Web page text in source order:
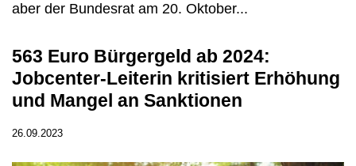
aber der Bundesrat am 20. Oktober...
563 Euro Bürgergeld ab 2024:
Jobcenter-Leiterin kritisiert Erhöhung
und Mangel an Sanktionen
26.09.2023